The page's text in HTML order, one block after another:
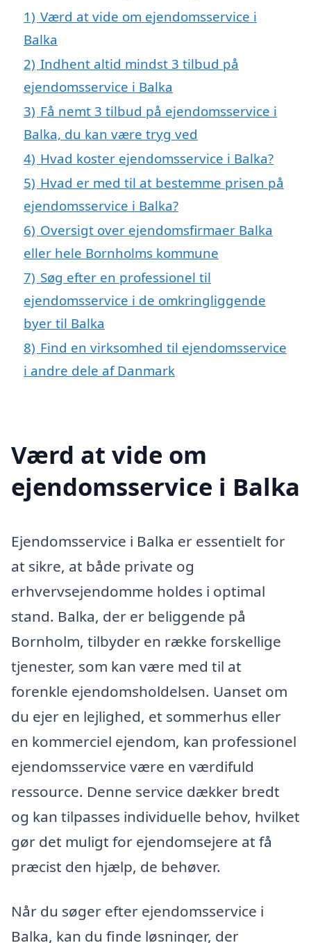
1) Værd at vide om ejendomsservice i
Balka
2) Indhent altid mindst 3 tilbud på
ejendomsservice i Balka
3) Få nemt 3 tilbud på ejendomsservice i
Balka, du kan være tryg ved
4) Hvad koster ejendomsservice i Balka?
5) Hvad er med til at bestemme prisen på
ejendomsservice i Balka?
6) Oversigt over ejendomsfirmaer Balka
eller hele Bornholms kommune
7) Søg efter en professionel til
ejendomsservice i de omkringliggende
byer til Balka
8) Find en virksomhed til ejendomsservice
i andre dele af Danmark
Værd at vide om
ejendomsservice i Balka
Ejendomsservice i Balka er essentielt for
at sikre, at både private og
erhvervsejendomme holdes i optimal
stand. Balka, der er beliggende på
Bornholm, tilbyder en række forskellige
tjenester, som kan være med til at
forenkle ejendomsholdelsen. Uanset om
du ejer en lejlighed, et sommerhus eller
en kommerciel ejendom, kan professionel
ejendomsservice være en værdifuld
ressource. Denne service dækker bredt
og kan tilpasses individuelle behov, hvilket
gør det muligt for ejendomsejere at få
præcist den hjælp, de behøver.
Når du søger efter ejendomsservice i
Balka, kan du finde løsninger, der